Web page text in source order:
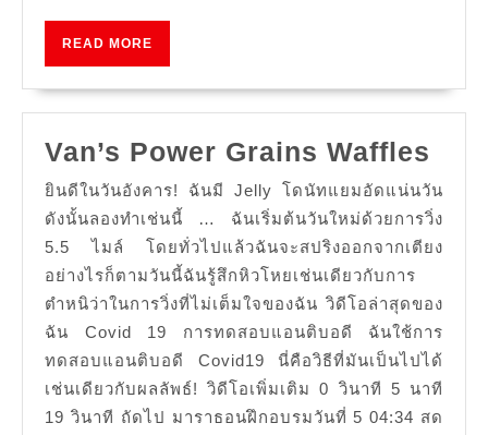
READ MORE
Van’s Power Grains Waffles
ยินดีในวันอังคาร! ฉันมี Jelly โดนัทแยมอัดแน่นวัน
ดังนั้นลองทำเช่นนี้ … ฉันเริ่มต้นวันใหม่ด้วยการวิ่ง
5.5 ไมล์ โดยทั่วไปแล้วฉันจะสปริงออกจากเตียง
อย่างไรก็ตามวันนี้ฉันรู้สึกหิวโหยเช่นเดียวกับการ
ตำหนิว่าในการวิ่งที่ไม่เต็มใจของฉัน วิดีโอล่าสุดของ
ฉัน Covid 19 การทดสอบแอนติบอดี ฉันใช้การ
ทดสอบแอนติบอดี Covid19 นี่คือวิธีที่มันเป็นไปได้
เช่นเดียวกับผลลัพธ์! วิดีโอเพิ่มเติม 0 วินาที 5 นาที
19 วินาที ถัดไป มาราธอนฝึกอบรมวันที่ 5 04:34 สด